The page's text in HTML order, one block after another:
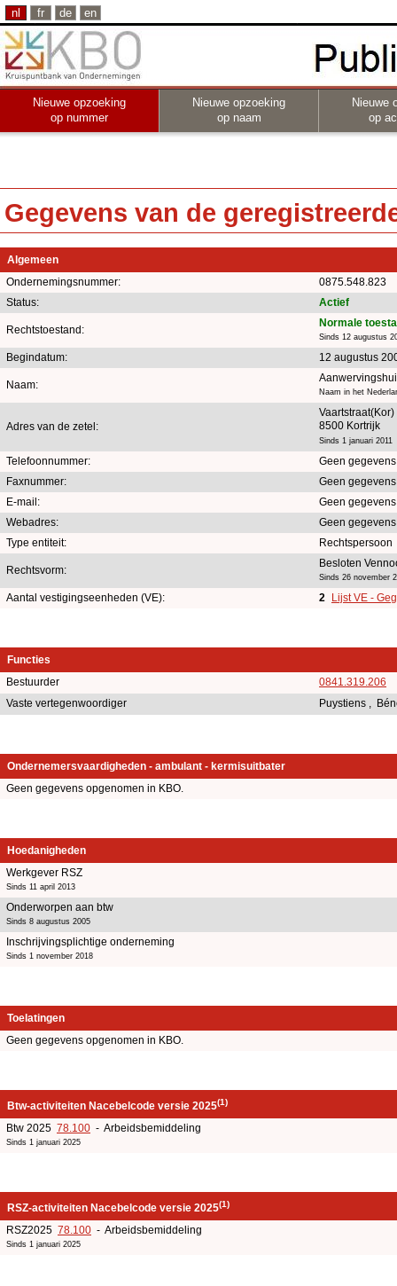
nl fr de en
Nieuwe opzoeking
op nummer
Nieuwe opzoeking
op naam
Nieuwe
op
Gegevens van de
Algemeen
Ondernemingsnummer:
0875.548.823
Status:
Actief
Rechtstoestand:
Normale
Sinds 12 augustus
Begindatum: 12 augustus
Naam:
Naam in het
Adres van de zetel:
Vaartstraat(Kor)
8500 Kortrijk
Sinds 1 januari 2011
Telefoonnummer:
Geen
Faxnummer:
Geen
E-mail:
Geen
Webadres:
Geen
Type entiteit:
Rechtspersoon
Rechtsvorm:
Besloten
Sinds 26 november
Aantal vestigingseenheden (VE): 2 Lijst VE -
Functies
Bestuurder
0841.319.206
Vaste vertegenwoordiger
Puystiens ,
Ondernemersvaardigheden - ambulant - kermisuitbater
Geen gegevens opgenomen in KBO.
Hoedanigheden
Werkgever RSZ
Sinds 11 april 2013
Onderworpen aan btw
Sinds 8 augustus 2005
Inschrijvingsplichtige onderneming
Sinds 1 november 2018
Toelatingen
Geen gegevens opgenomen in KBO.
Btw-activiteiten Nacebelcode versie 2025(1)
Btw 2025 78.100 - Arbeidsbemiddeling
Sinds 1 januari 2025
RSZ-activiteiten Nacebelcode versie 2025(1)
RSZ2025 78.100 - Arbeidsbemiddeling
Sinds 1 januari 2025